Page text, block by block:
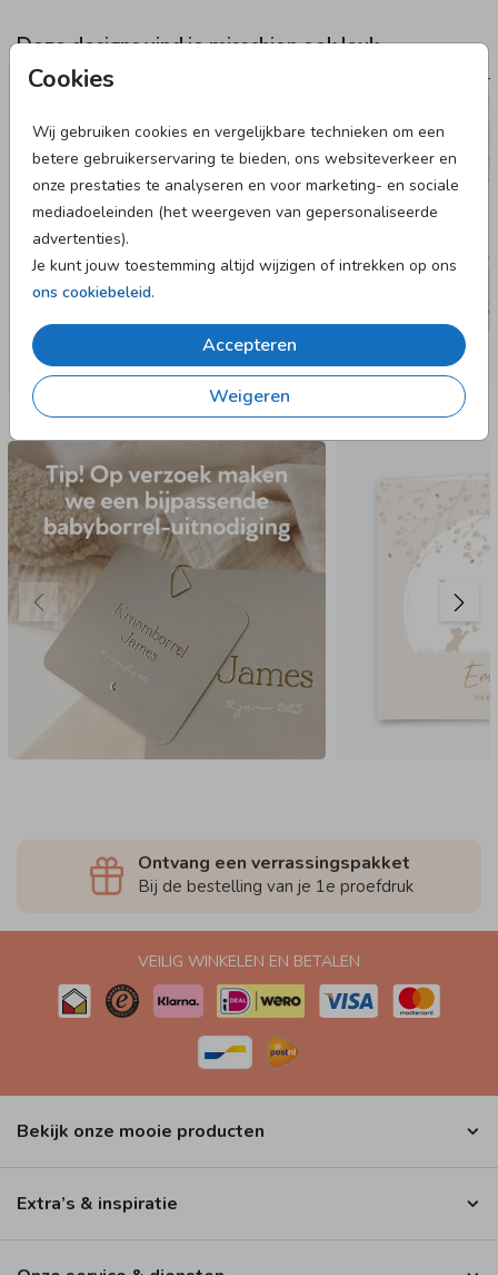
Cookies
Wij gebruiken cookies en vergelijkbare technieken om een
betere gebruikerservaring te bieden, ons websiteverkeer en
onze prestaties te analyseren en voor marketing- en sociale
mediadoeleinden (het weergeven van gepersonaliseerde
advertenties).
Je kunt jouw toestemming altijd wijzigen of intrekken op ons
ons cookiebeleid.
Accepteren
Weigeren
Deze designs vind je misschien ook leuk
ADRESSTICKER 25 X 25 CM I
Nog meer in deze stijl
Ontvang een verrassingspakket
Bij de bestelling van je 1e proefdruk
VEILIG WINKELEN EN BETALEN
Bekijk onze mooie producten
Extra’s & inspiratie